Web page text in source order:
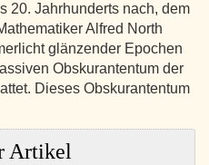
20. Jahrhunderts nach, dem
Alfred North
glänzender Epochen
Obskurantentum der
Dieses Obskurantentum
Artikel